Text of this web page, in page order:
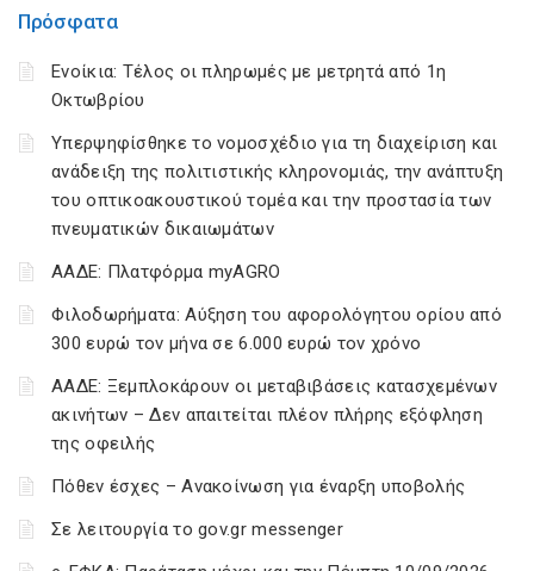
Πρόσφατα
Ενοίκια: Τέλος οι πληρωμές με μετρητά από 1η
Οκτωβρίου
Υπερψηφίσθηκε το νομοσχέδιο για τη διαχείριση και
ανάδειξη της πολιτιστικής κληρονομιάς, την ανάπτυξη
του οπτικοακουστικού τομέα και την προστασία των
πνευματικών δικαιωμάτων
ΑΑΔΕ: Πλατφόρμα myAGRO
Φιλοδωρήματα: Αύξηση του αφορολόγητου ορίου από
300 ευρώ τον μήνα σε 6.000 ευρώ τον χρόνο
ΑΑΔΕ: Ξεμπλοκάρουν οι μεταβιβάσεις κατασχεμένων
ακινήτων – Δεν απαιτείται πλέον πλήρης εξόφληση
της οφειλής
Πόθεν έσχες – Ανακοίνωση για έναρξη υποβολής
Σε λειτουργία το gov.gr messenger